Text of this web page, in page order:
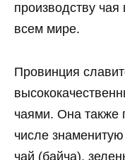
производству чая
всем мире.
Провинция
чаями. Она также
числе
чай (байча),